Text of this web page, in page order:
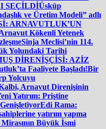
SEÇİLDİÜsküp
ve Üretim Modeli” adlı
ARNAVUTLUK’UN
Kökenli Yetenek
Sinja Meclisi’nin 114.
Yolundaki Tarihi
DİRENİŞÇİSİ: AZİZ
Faaliyete Başladı!Bir
Yolcuyu
Arnavut Direnişinin
Yatırım: Priştine
Edi Rama:
yatırım yapma
Büyük İsmi